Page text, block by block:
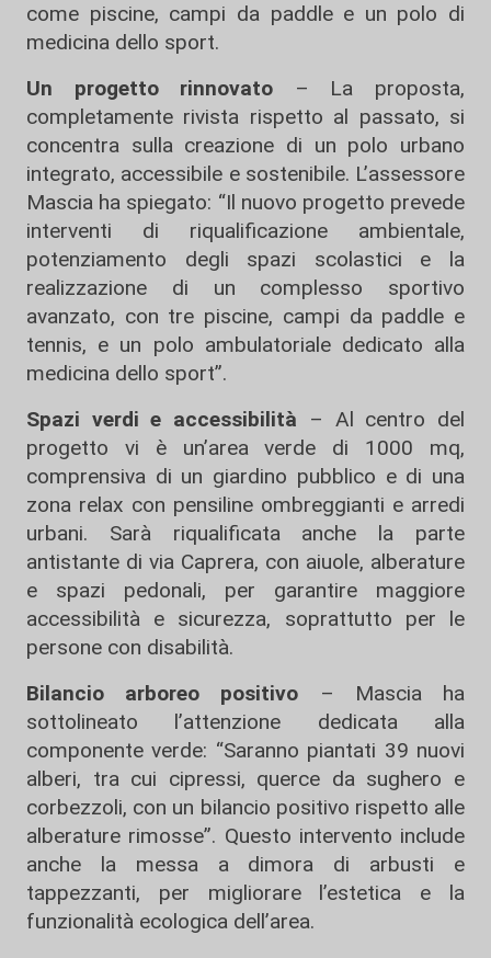
come piscine, campi da paddle e un polo di
medicina dello sport.
Un progetto rinnovato – La proposta,
completamente rivista rispetto al passato, si
concentra sulla creazione di un polo urbano
integrato, accessibile e sostenibile. L’assessore
Mascia ha spiegato: “Il nuovo progetto prevede
interventi di riqualificazione ambientale,
potenziamento degli spazi scolastici e la
realizzazione di un complesso sportivo
avanzato, con tre piscine, campi da paddle e
tennis, e un polo ambulatoriale dedicato alla
medicina dello sport”.
Spazi verdi e accessibilità – Al centro del
progetto vi è un’area verde di 1000 mq,
comprensiva di un giardino pubblico e di una
zona relax con pensiline ombreggianti e arredi
urbani. Sarà riqualificata anche la parte
antistante di via Caprera, con aiuole, alberature
e spazi pedonali, per garantire maggiore
accessibilità e sicurezza, soprattutto per le
persone con disabilità.
Bilancio arboreo positivo – Mascia ha
sottolineato l’attenzione dedicata alla
componente verde: “Saranno piantati 39 nuovi
alberi, tra cui cipressi, querce da sughero e
corbezzoli, con un bilancio positivo rispetto alle
alberature rimosse”. Questo intervento include
anche la messa a dimora di arbusti e
tappezzanti, per migliorare l’estetica e la
funzionalità ecologica dell’area.